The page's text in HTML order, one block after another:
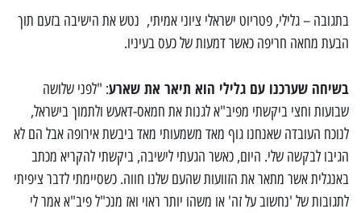
בתגובה – גלילי, פטריוט ישראלי ציוני אמיתי, נטש את הישיבה בזעם תוך
הבעת מחאה חריפה כאשר דמעות של כעס בעיניו.
בשיחה שערכנו עם גלילי הוא תיאר את שארע: "לפני שלושה
שבועות וחצי ביקשתי מפיב"א לגנות את חמאס-דאעש ולתמוך בישראל,
לנוכח העובדה שאנחנו גוף מאד משמעותי מאד ביבשת אירופה אבל הם לא
הגיבו לבקשה שלי. היום, כאשר הגעתי לישיבה, ביקשתי להקריא מכתב
באנגלית אשר מתאר את הזוועות שהעם שלנו חווה. כשסיימתי לדבר ציפיתי
לתגובות של 'נחשוב על זה' או משהו יותר ראוי ואז מנכ"ל פיב"א אמר לי